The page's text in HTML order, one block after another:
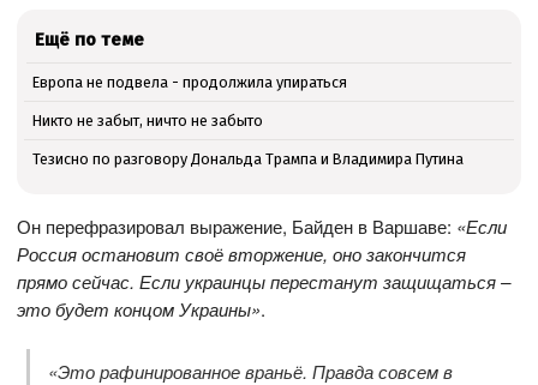
Ещё по теме
Европа не подвела - продолжила упираться
Никто не забыт, ничто не забыто
Тезисно по разговору Дональда Трампа и Владимира Путина
Он перефразировал выражение, Байден в Варшаве: «Если
Россия остановит своё вторжение, оно закончится
прямо сейчас. Если украинцы перестанут защищаться –
это будет концом Украины».
«Это рафинированное враньё. Правда совсем в